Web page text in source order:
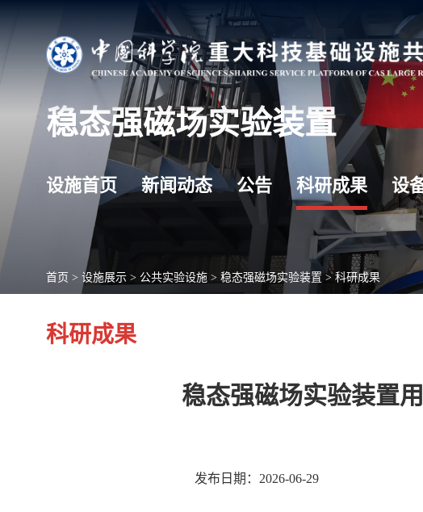
稳态强磁场实验装置
设施首页 新闻动态 公告 科研成果 设
首页 > 设施展示 > 公共实验设施 > 稳态强磁场实验装置 >科研成果
科研成果
稳态强磁场实验装置
发布日期：2026-06-29